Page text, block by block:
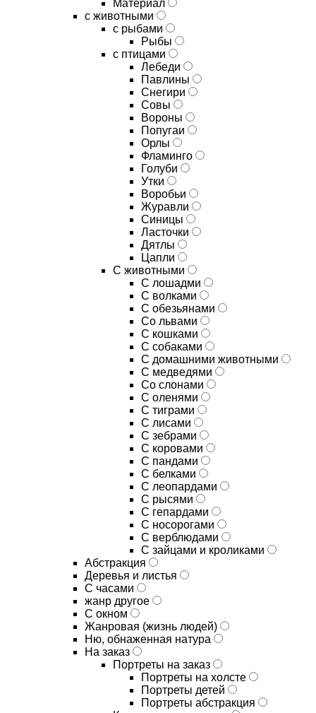
Материал
с животными
с рыбами
Рыбы
с птицами
Лебеди
Павлины
Снегири
Совы
Вороны
Попугаи
Орлы
Фламинго
Голуби
Утки
Воробьи
Журавли
Синицы
Ласточки
Дятлы
Цапли
С животными
С лошадми
С волками
С обезьянами
Со львами
С кошками
С собаками
С домашними животными
С медведями
Со слонами
С оленями
С тиграми
С лисами
С зебрами
С коровами
С пандами
С белками
С леопардами
С рысями
С гепардами
С носорогами
С верблюдами
С зайцами и кроликами
Абстракция
Деревья и листья
С часами
жанр другое
С окном
Жанровая (жизнь людей)
Ню, обнаженная натура
На заказ
Портреты на заказ
Портреты на холсте
Портреты детей
Портреты абстракция